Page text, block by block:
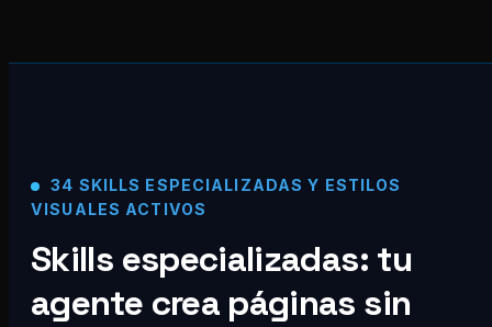
34 SKILLS ESPECIALIZADAS Y ESTILOS
VISUALES ACTIVOS
Skills especializadas: tu
agente crea páginas sin